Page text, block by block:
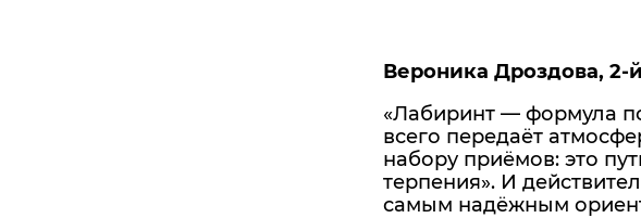
Вероника Дроздова, 2-
«Лабиринт — формула
всего передаёт
набору приёмов: это
терпения». И
самым надёжным